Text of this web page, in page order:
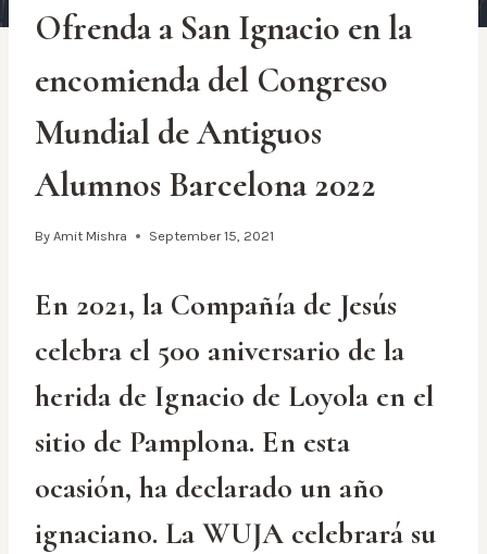
Ofrenda a San Ignacio en la
encomienda del Congreso
Mundial de Antiguos
Alumnos Barcelona 2022
By Amit Mishra September 15, 2021
En 2021, la Compañía de Jesús
celebra el 500 aniversario de la
herida de Ignacio de Loyola en el
sitio de Pamplona. En esta
ocasión, ha declarado un año
ignaciano. La WUJA celebrará su